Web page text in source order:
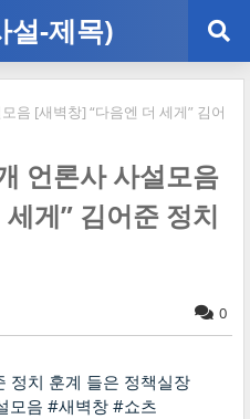
설-제목)
음 [새벽창] “다음엔 더 세게” 김어
언론사 사설모음
게” 김어준 정치
0